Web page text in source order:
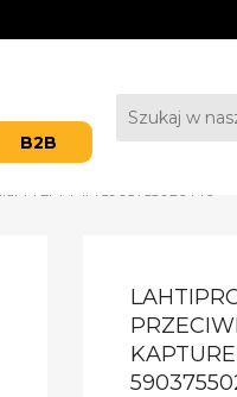
B2B